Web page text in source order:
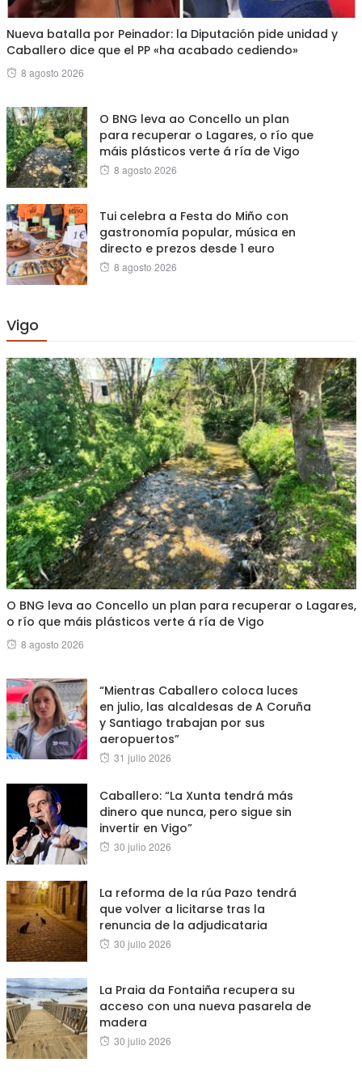
Nueva batalla por Peinador: la Diputación pide unidad y
Caballero dice que el PP «ha acabado cediendo»
Posted
8 agosto 2026
O BNG leva ao Concello un plan
para recuperar o Lagares, o río que
máis plásticos verte á ría de Vigo
Posted
8 agosto 2026
Tui celebra a Festa do Miño con
gastronomía popular, música en
directo e prezos desde 1 euro
Posted
8 agosto 2026
Vigo
O BNG leva ao Concello un plan para recuperar o Lagares,
o río que máis plásticos verte á ría de Vigo
Posted
8 agosto 2026
“Mientras Caballero coloca luces
en julio, las alcaldesas de A Coruña
y Santiago trabajan por sus
aeropuertos”
Posted
31 julio 2026
Caballero: “La Xunta tendrá más
dinero que nunca, pero sigue sin
invertir en Vigo”
Posted
30 julio 2026
La reforma de la rúa Pazo tendrá
que volver a licitarse tras la
renuncia de la adjudicataria
Posted
30 julio 2026
La Praia da Fontaiña recupera su
acceso con una nueva pasarela de
madera
Posted
30 julio 2026